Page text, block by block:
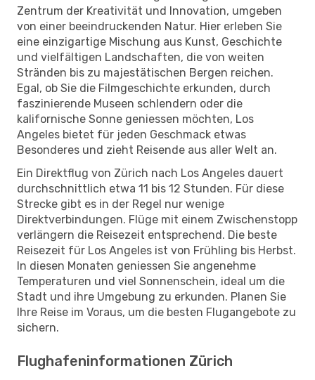
Zentrum der Kreativität und Innovation, umgeben
von einer beeindruckenden Natur. Hier erleben Sie
eine einzigartige Mischung aus Kunst, Geschichte
und vielfältigen Landschaften, die von weiten
Stränden bis zu majestätischen Bergen reichen.
Egal, ob Sie die Filmgeschichte erkunden, durch
faszinierende Museen schlendern oder die
kalifornische Sonne geniessen möchten, Los
Angeles bietet für jeden Geschmack etwas
Besonderes und zieht Reisende aus aller Welt an.
Ein Direktflug von Zürich nach Los Angeles dauert
durchschnittlich etwa 11 bis 12 Stunden. Für diese
Strecke gibt es in der Regel nur wenige
Direktverbindungen. Flüge mit einem Zwischenstopp
verlängern die Reisezeit entsprechend. Die beste
Reisezeit für Los Angeles ist von Frühling bis Herbst.
In diesen Monaten geniessen Sie angenehme
Temperaturen und viel Sonnenschein, ideal um die
Stadt und ihre Umgebung zu erkunden. Planen Sie
Ihre Reise im Voraus, um die besten Flugangebote zu
sichern.
Flughafeninformationen Zürich